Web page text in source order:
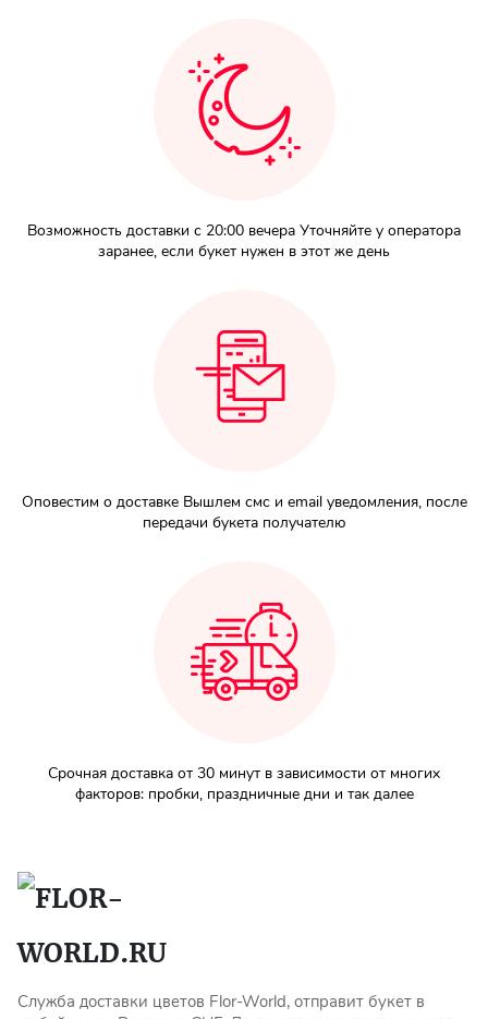
Возможность доставки с 20:00 вечера Уточняйте у оператора
заранее, если букет нужен в этот же день
Оповестим о доставке Вышлем смс и email уведомления, после
передачи букета получателю
Срочная доставка от 30 минут в зависимости от многих
факторов: пробки, праздничные дни и так далее
Служба доставки цветов Flor-World, отправит букет в